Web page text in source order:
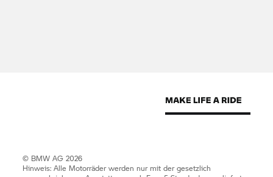
© BMW AG 2026
Hinweis: Alle Motorräder werden nur mit der gesetzlich